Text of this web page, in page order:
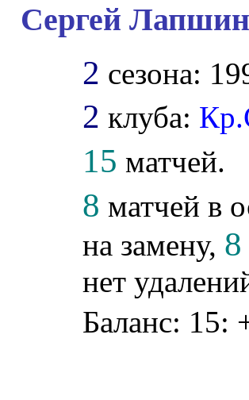
Сергей Лапшин
2 сезона:
2 клуба:
15 матчей.
8 матчей в
на замену, 8
нет
Баланс: 15: